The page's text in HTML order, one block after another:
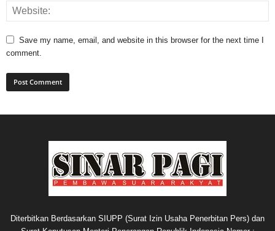
Save my name, email, and website in this browser for the next time I
comment.
Diterbitkan Berdasarkan SIUPP (Surat Izin Usaha Penerbitan Pers) dan